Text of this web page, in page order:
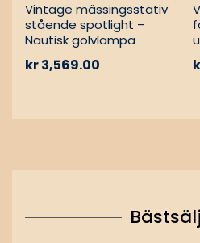
Vintage mässingsstativ
stående spotlight –
Nautisk golvlampa
kr3,569.00